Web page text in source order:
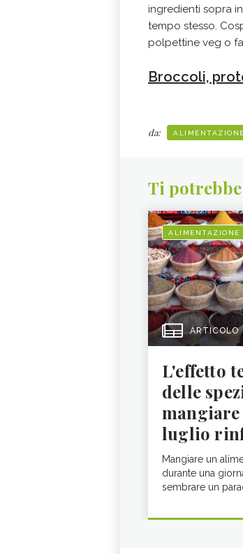
ingredienti sopra
tempo stesso.
polpettine veg o
Broccoli,
da: ALIMENTAZIONE
Ti
ALIMENTAZIONE
ARTICOLO
L'effetto
delle
mangiare
luglio
Mangiare un
durante una
sembrare un